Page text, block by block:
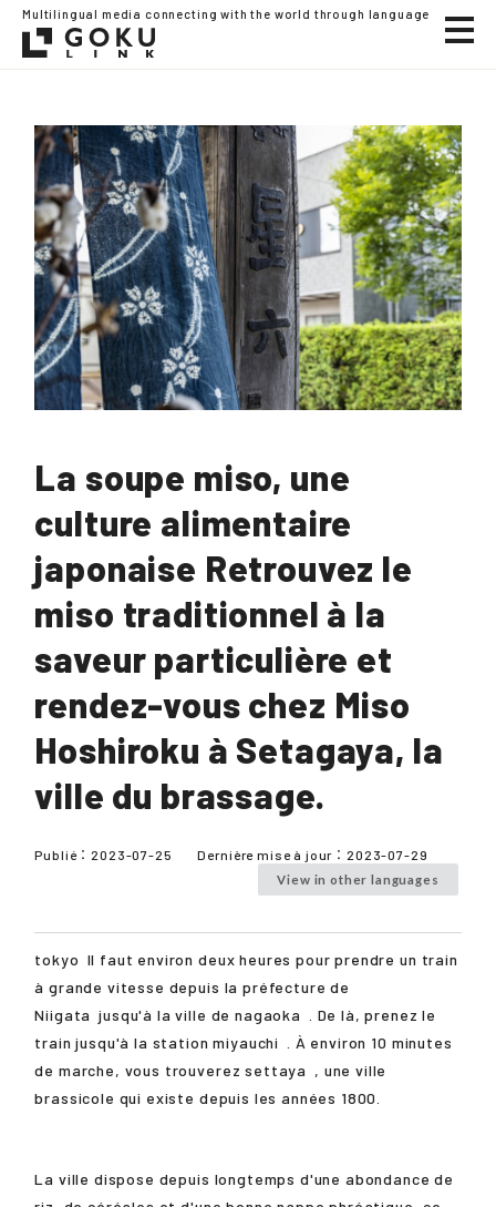
Multilingual media connecting with the world through language
La soupe miso, une
culture alimentaire
japonaise Retrouvez le
miso traditionnel à la
saveur particulière et
rendez-vous chez Miso
Hoshiroku à Setagaya, la
ville du brassage.
Publié： 2023-07-25 Dernière mise à jour： 2023-07-29
View in other languages
tokyo Il faut environ deux heures pour prendre un train
à grande vitesse depuis la préfecture de
Niigata jusqu'à la ville denagaoka . De là, prenez le
train jusqu'à la stationmiyauchi . À environ 10 minutes
de marche, vous trouverezsettaya , une ville
brassicole qui existe depuis les années 1800.
La ville dispose depuis longtemps d'une abondance de